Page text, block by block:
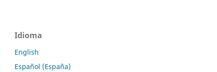
Idioma
English
Español (España)